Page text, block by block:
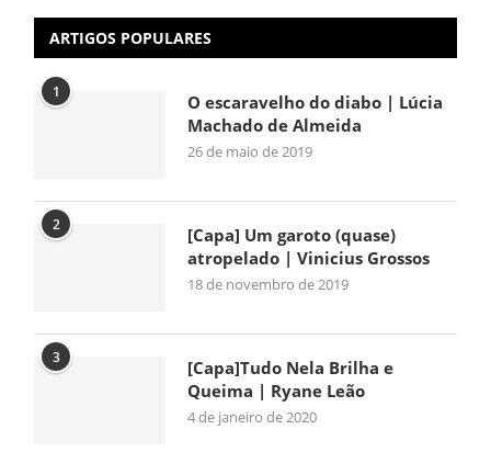
ARTIGOS POPULARES
1
O escaravelho do diabo | Lúcia
Machado de Almeida
26 de maio de 2019
2
[Capa] Um garoto (quase)
atropelado | Vinicius Grossos
18 de novembro de 2019
3
[Capa]Tudo Nela Brilha e
Queima | Ryane Leão
4 de janeiro de 2020